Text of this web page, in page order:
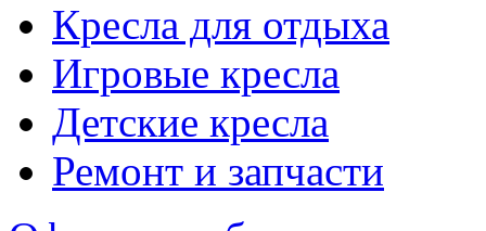
Кресла для отдыха
Игровые кресла
Детские кресла
Ремонт и запчасти